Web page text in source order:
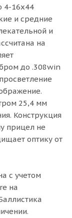
4-16x44
и средние
и
на
до .308win
25,4 мм
Конструкция
прицел не
оптику от
с учетом
на